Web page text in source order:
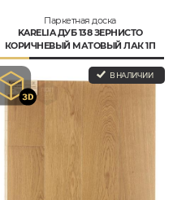
Паркетная доска
KARELIA ДУБ 138 ЗЕРНИСТО
КОРИЧНЕВЫЙ МАТОВЫЙ ЛАК 1П
В НАЛИЧИИ